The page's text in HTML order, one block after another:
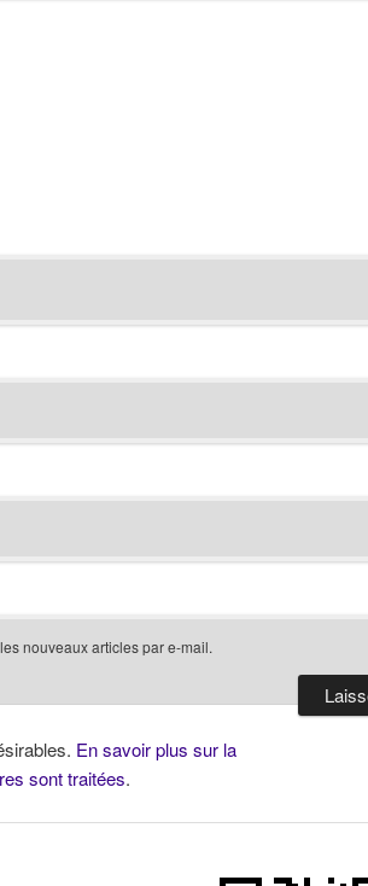
nouveaux articles par e-mail.
En savoir plus sur la
sont traitées.